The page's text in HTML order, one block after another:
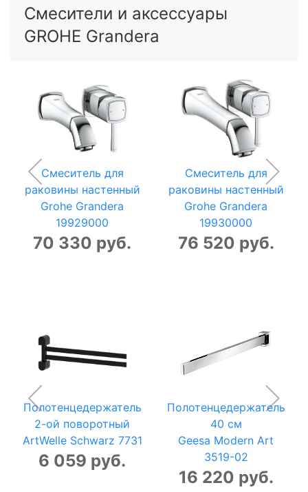
Смесители и аксессуары
GROHE Grandera
Смеситель для
раковины настенный
Grohe Grandera
19929000
70 330 руб.
Смеситель для
раковины настенный
Grohe Grandera
19930000
76 520 руб.
Полотенцедержатель
2-ой поворотный
ArtWelle Schwarz 7731
6 059 руб.
Полотенцедержатель
40 см
Geesa Modern Art
3519-02
16 220 руб.